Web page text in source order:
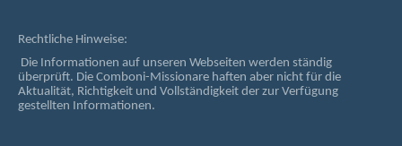
Rechtliche Hinweise:
Die Informationen auf unseren Webseiten werden ständig
überprüft. Die Comboni-Missionare haften aber nicht für die
Aktualität, Richtigkeit und Vollständigkeit der zur Verfügung
gestellten Informationen.